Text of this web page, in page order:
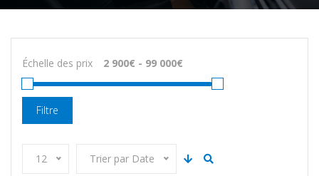
Échelle des prix
Filtre
12 Trier par Date